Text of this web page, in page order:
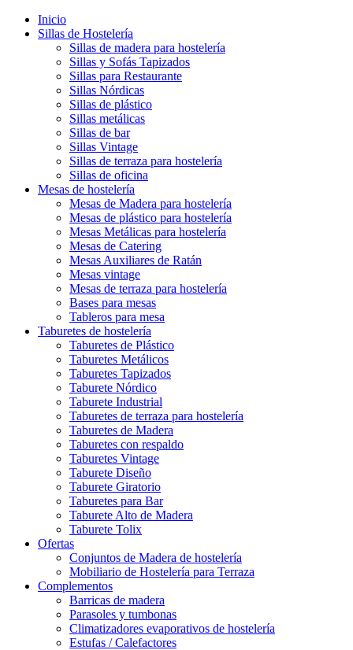
Inicio
Sillas de Hostelería
Sillas de madera para hostelería
Sillas y Sofás Tapizados
Sillas para Restaurante
Sillas Nórdicas
Sillas de plástico
Sillas metálicas
Sillas de bar
Sillas Vintage
Sillas de terraza para hostelería
Sillas de oficina
Mesas de hostelería
Mesas de Madera para hostelería
Mesas de plástico para hostelería
Mesas Metálicas para hostelería
Mesas de Catering
Mesas Auxiliares de Ratán
Mesas vintage
Mesas de terraza para hostelería
Bases para mesas
Tableros para mesa
Taburetes de hostelería
Taburetes de Plástico
Taburetes Metálicos
Taburetes Tapizados
Taburete Nórdico
Taburete Industrial
Taburetes de terraza para hostelería
Taburetes de Madera
Taburetes con respaldo
Taburetes Vintage
Taburete Diseño
Taburete Giratorio
Taburetes para Bar
Taburete Alto de Madera
Taburete Tolix
Ofertas
Conjuntos de Madera de hostelería
Mobiliario de Hostelería para Terraza
Complementos
Barricas de madera
Parasoles y tumbonas
Climatizadores evaporativos de hostelería
Estufas / Calefactores